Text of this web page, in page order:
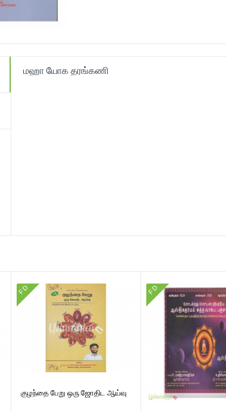
மஹா யோக தரங்கணி
FD
குழந்தை பேறு ஒரு ஜோதிட ஆய்வு
FD